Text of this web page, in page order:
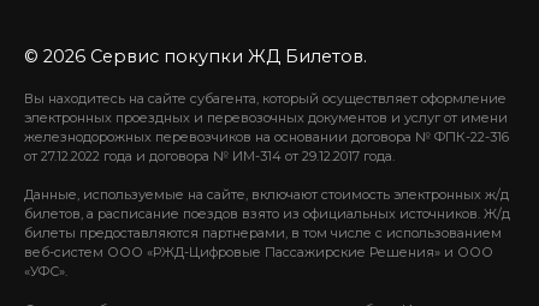
© 2026 Сервис покупки ЖД Билетов.
Вы находитесь на сайте субагента, который осуществляет оформление
электронных проездных и перевозочных документов и услуг от имени
железнодорожных перевозчиков на основании договора № ФПК-22-316
от 27.12.2022 года и договора № ИМ-314 от 29.12.2017 года.
Данные, используемые на сайте, включают стоимость электронных ж/д
билетов, а расписание поездов взято из официальных источников. Ж/д
билеты предоставляются партнерами, в том числе с использованием
веб-систем ООО «РЖД-Цифровые Пассажирские Решения» и ООО
«УФС».